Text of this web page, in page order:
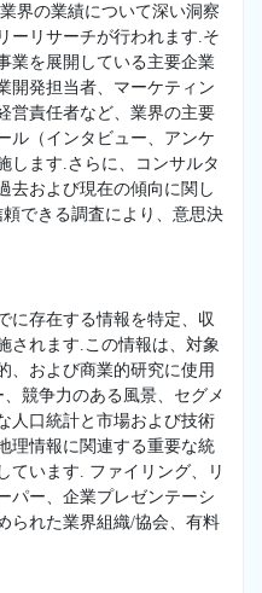
界の業績について深い洞察
ーリサーチが行われます.そ
業を展開している主要企業
開発担当者、マーケティン
営責任者など、業界の主要
ル（インタビュー、アンケ
します.さらに、コンサルタ
去および現在の傾向に関し
できる調査により、意思決
に存在する情報を特定、収
されます.この情報は、対象
、および商業的研究に使用
競争力のある風景、セグメ
人口統計と市場および技術
理情報に関連する重要な統
ています. ファイリング、リ
パー、企業プレゼンテーシ
られた業界組織/協会、有料